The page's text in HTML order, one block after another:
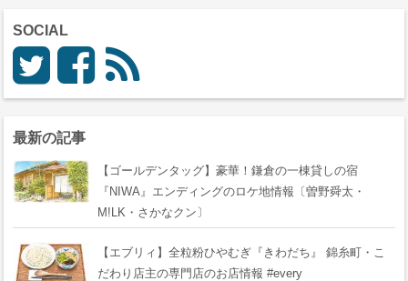
SOCIAL
最新の記事
【ゴールデンタッグ】豪華！鎌倉の一棟貸しの宿
『NIWA』エンディングのロケ地情報〔曽野舜太・
M!LK・さかなクン〕
【エブリィ】全粒粉ひやむぎ『きわだち』 錦糸町・こ
だわり店主の専門店のお店情報 #every